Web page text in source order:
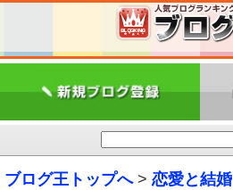
ブログ王トップへ> 恋愛と結婚